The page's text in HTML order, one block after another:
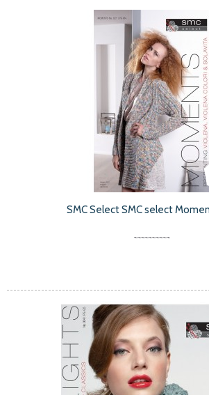
SMC Select SMC select